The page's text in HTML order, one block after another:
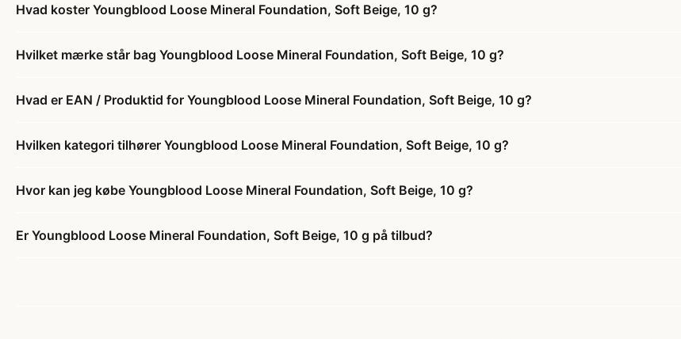
Hvad koster Youngblood Loose Mineral Foundation, Soft Beige, 10 g?
Hvilket mærke står bag Youngblood Loose Mineral Foundation, Soft Beige, 10 g?
Hvad er EAN / Produktid for Youngblood Loose Mineral Foundation, Soft Beige, 10 g?
Hvilken kategori tilhører Youngblood Loose Mineral Foundation, Soft Beige, 10 g?
Hvor kan jeg købe Youngblood Loose Mineral Foundation, Soft Beige, 10 g?
Er Youngblood Loose Mineral Foundation, Soft Beige, 10 g på tilbud?